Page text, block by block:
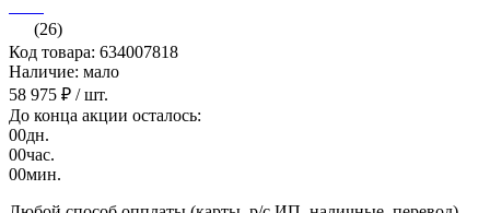
(26)
Код товара: 634007818
Наличие: мало
58 975 ₽ / шт.
До конца акции осталось:
00дн.
00час.
00мин.